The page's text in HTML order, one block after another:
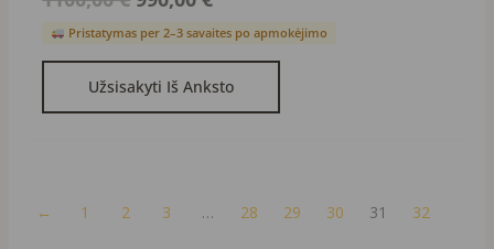
Pristatymas per 2–3 savaites po apmokėjimo
Užsisakyti Iš Anksto
← 1 2 3 … 28 29 30 31 32